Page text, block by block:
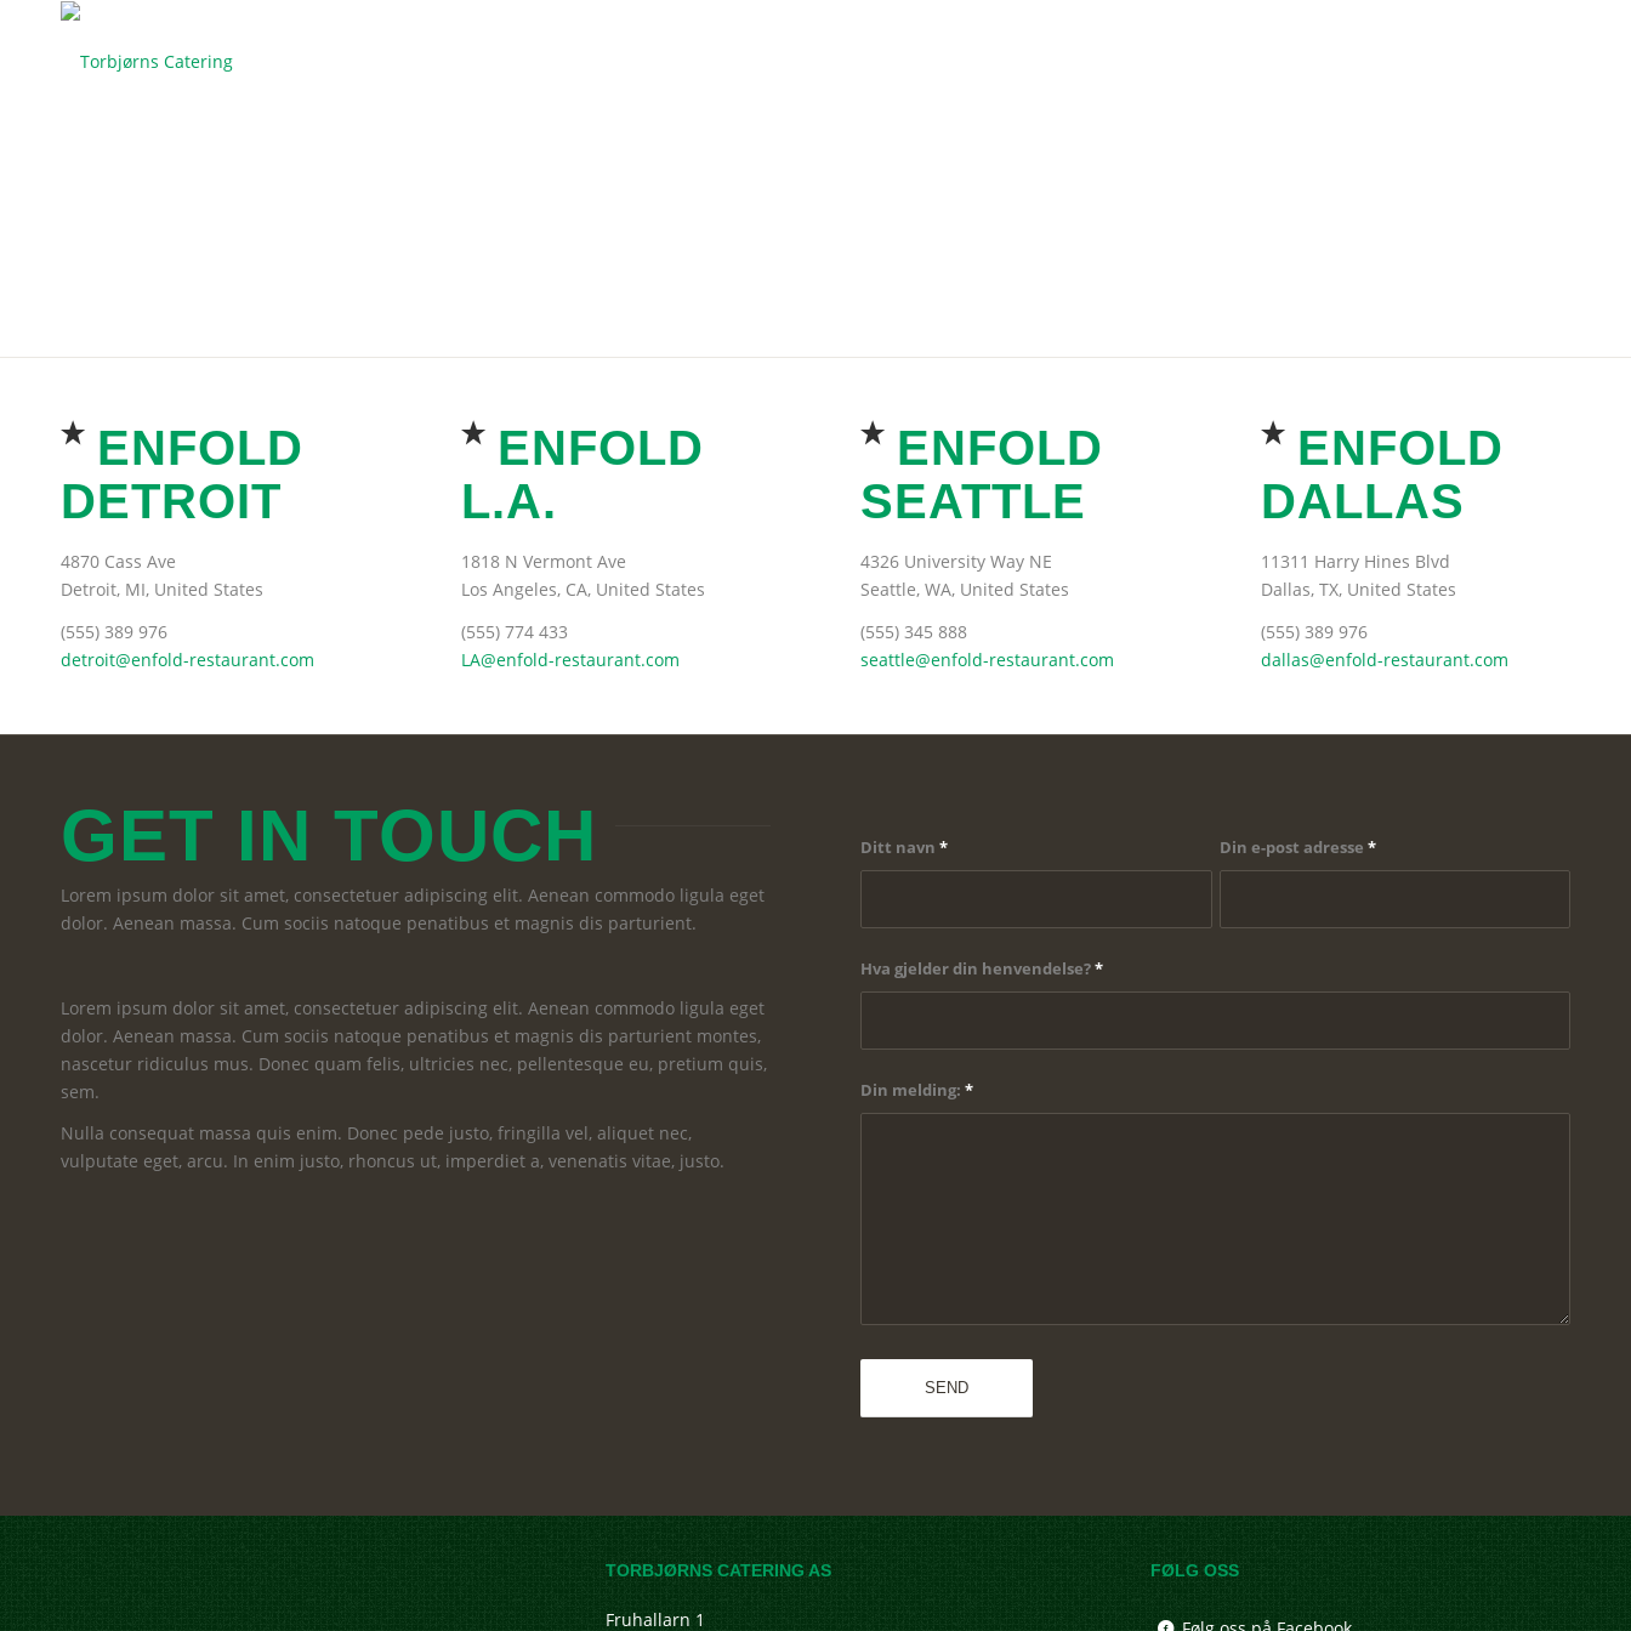
ENFOLD
DETROIT
4870 Cass Ave
Detroit, MI, United States
(555) 389 976
detroit@enfold-restaurant.com
ENFOLD
L.A.
1818 N Vermont Ave
Los Angeles, CA, United States
(555) 774 433
LA@enfold-restaurant.com
ENFOLD
SEATTLE
4326 University Way NE
Seattle, WA, United States
(555) 345 888
seattle@enfold-restaurant.com
ENFOLD
DALLAS
11311 Harry Hines Blvd
Dallas, TX, United States
(555) 389 976
dallas@enfold-restaurant.com
GET IN TOUCH
Lorem ipsum dolor sit amet, consectetuer adipiscing elit. Aenean commodo ligula eget
dolor. Aenean massa. Cum sociis natoque penatibus et magnis dis parturient.
Lorem ipsum dolor sit amet, consectetuer adipiscing elit. Aenean commodo ligula eget
dolor. Aenean massa. Cum sociis natoque penatibus et magnis dis parturient montes,
nascetur ridiculus mus. Donec quam felis, ultricies nec, pellentesque eu, pretium quis,
sem.
Nulla consequat massa quis enim. Donec pede justo, fringilla vel, aliquet nec,
vulputate eget, arcu. In enim justo, rhoncus ut, imperdiet a, venenatis vitae, justo.
Ditt navn* Din e-post adresse *
Hva gjelder din henvendelse?*
Din melding:*
TORBJØRNS CATERING AS
Fruhallarn 1
FØLG OSS